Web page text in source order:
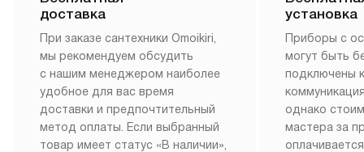
доставка
При заказе сантехники Omoikiri,
мы рекомендуем обсудить
с нашим менеджером наиболее
удобное для вас время
доставки и предпочтительный
метод оплаты. Если выбранный
товар имеет статус «В наличии»,
установка
Приборы с
могут быть
подключены
однако
мастера за